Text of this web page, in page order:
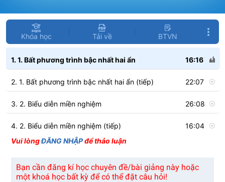
Khóa học Tải về BTVN
1. 1. Bất phương trình bậc nhất hai ẩn 16:16
2. 1. Bất phương trình bậc nhất hai ẩn (tiếp) 22:07
3. 2. Biểu diễn miền nghiệm 26:08
4. 2. Biểu diễn miền nghiệm (tiếp) 16:04
5. Tổng kết
Vui lòngĐĂNG NHẬPđể thảo luận
Bạn cần đăng kí học chuyên đề/bài giảng này hoặc
một khoá học bất kỳ để có thể đặt câu hỏi!